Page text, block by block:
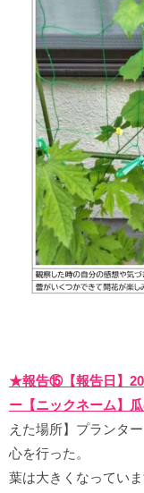
★報告⑮【報告日】
ー【ニックネーム】
えた場所】プランタ
心を行った。
葉は大きくなってい